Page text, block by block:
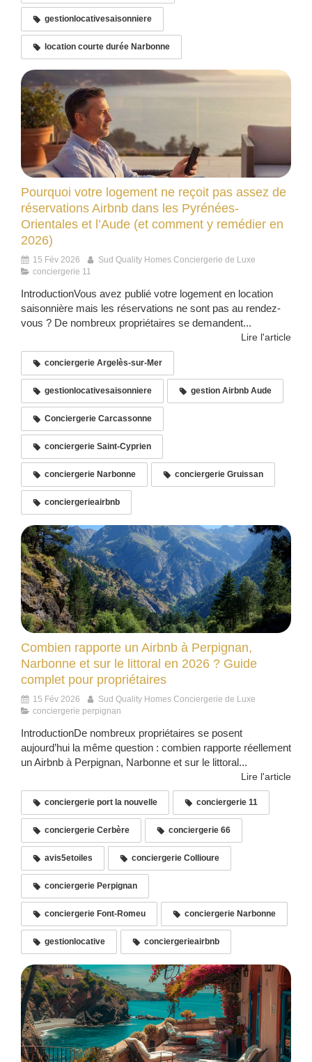
gestionlocativesaisonniere
location courte durée Narbonne
Pourquoi votre logement ne reçoit pas assez de
réservations Airbnb dans les Pyrénées-
Orientales et l’Aude (et comment y remédier en
2026)
15 Fév 2026
Sud Quality Homes Conciergerie de Luxe
conciergerie 11
IntroductionVous avez publié votre logement en location
saisonnière mais les réservations ne sont pas au rendez-
vous ? De nombreux propriétaires se demandent...
Lire l'article
conciergerie Argelès-sur-Mer
gestionlocativesaisonniere gestion Airbnb Aude
Conciergerie Carcassonne
conciergerie Saint-Cyprien
conciergerie Narbonne conciergerie Gruissan
conciergerieairbnb
Combien rapporte un Airbnb à Perpignan,
Narbonne et sur le littoral en 2026 ? Guide
complet pour propriétaires
15 Fév 2026
Sud Quality Homes Conciergerie de Luxe
conciergerie perpignan
IntroductionDe nombreux propriétaires se posent
aujourd’hui la même question : combien rapporte réellement
un Airbnb à Perpignan, Narbonne et sur le littoral...
Lire l'article
conciergerie port la nouvelle conciergerie 11
conciergerie Cerbère conciergerie 66
avis5etoiles conciergerie Collioure
conciergerie Perpignan
conciergerie Font-Romeu conciergerie Narbonne
gestionlocative conciergerieairbnb